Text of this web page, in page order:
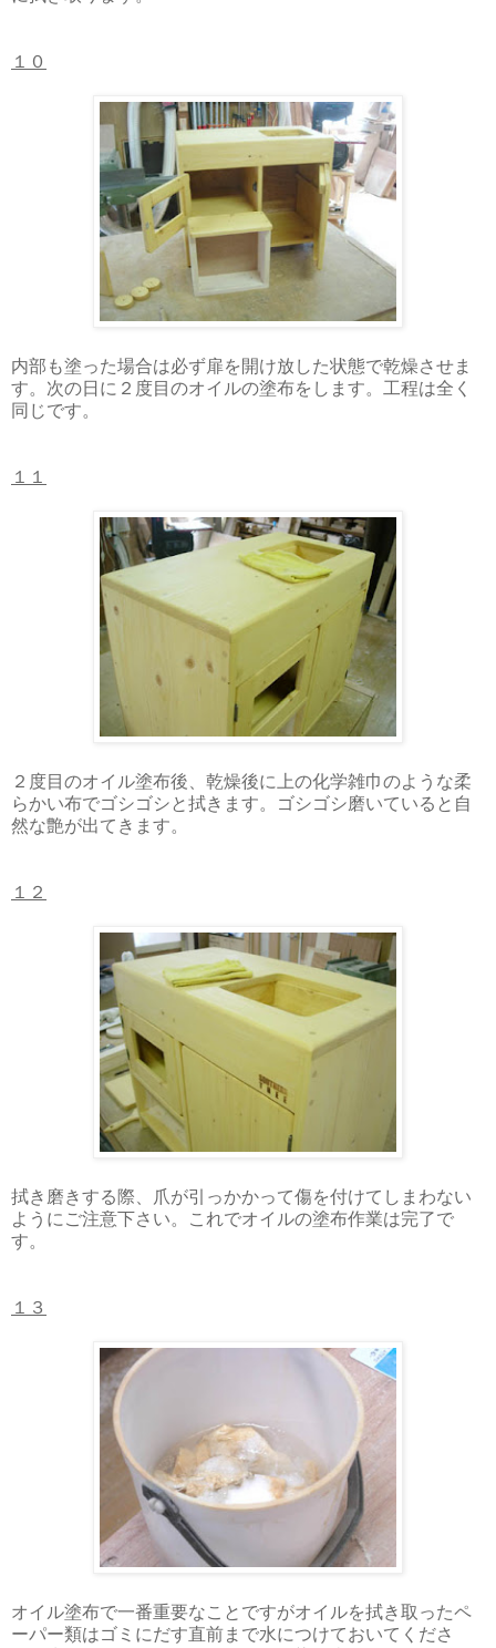
１０
内部も塗った場合は必ず扉を開け放した状態で乾燥させま
す。次の日に２度目のオイルの塗布をします。工程は全く
同じです。
１１
２度目のオイル塗布後、乾燥後に上の化学雑巾のような柔
らかい布でゴシゴシと拭きます。ゴシゴシ磨いていると自
然な艶が出てきます。
１２
拭き磨きする際、爪が引っかかって傷を付けてしまわない
ようにご注意下さい。これでオイルの塗布作業は完了で
す。
１３
オイル塗布で一番重要なことですがオイルを拭き取ったペ
ーパー類はゴミにだす直前まで水につけておいてくださ